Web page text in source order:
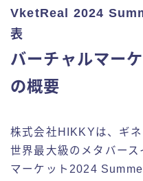
VketReal 2024
表
バーチャルマー
の概要
株式会社HIKKYは、ギ
世界最大級のメタバー
マーケット2024